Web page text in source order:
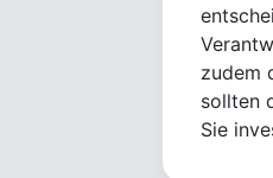
zudem
sollten
Sie